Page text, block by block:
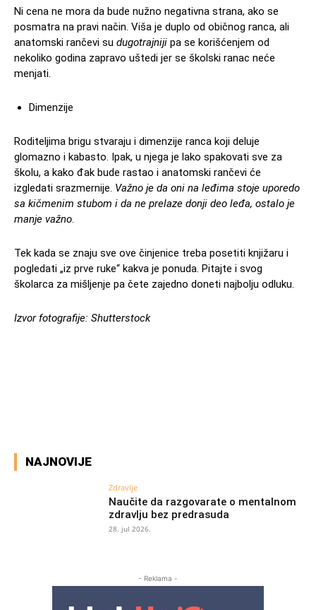
Ni cena ne mora da bude nužno negativna strana, ako se
posmatra na pravi način. Viša je duplo od običnog ranca, ali
anatomski rančevi su dugotrajniji pa se korišćenjem od
nekoliko godina zapravo uštedi jer se školski ranac neće
menjati.
Dimenzije
Roditeljima brigu stvaraju i dimenzije ranca koji deluje
glomazno i kabasto. Ipak, u njega je lako spakovati sve za
školu, a kako đak bude rastao i anatomski rančevi će
izgledati srazmernije. Važno je da oni na leđima stoje uporedo
sa kičmenim stubom i da ne prelaze donji deo leđa, ostalo je
manje važno.
Tek kada se znaju sve ove činjenice treba posetiti knjižaru i
pogledati „iz prve ruke“ kakva je ponuda. Pitajte i svog
školarca za mišljenje pa čete zajedno doneti najbolju odluku.
Izvor fotografije: Shutterstock
NAJNOVIJE
Zdravlje
Naučite da razgovarate o mentalnom
zdravlju bez predrasuda
28. jul 2026.
- Reklama -